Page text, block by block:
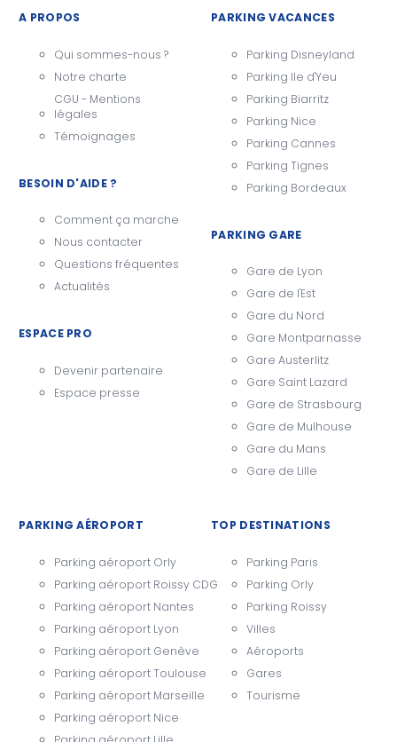
A PROPOS
Qui sommes-nous ?
Notre charte
CGU - Mentions
légales
Témoignages
BESOIN D'AIDE ?
Comment ça marche
Nous contacter
Questions fréquentes
Actualités
ESPACE PRO
Devenir partenaire
Espace presse
PARKING VACANCES
Parking Disneyland
Parking Ile d'Yeu
Parking Biarritz
Parking Nice
Parking Cannes
Parking Tignes
Parking Bordeaux
PARKING GARE
Gare de Lyon
Gare de l'Est
Gare du Nord
Gare Montparnasse
Gare Austerlitz
Gare Saint Lazard
Gare de Strasbourg
Gare de Mulhouse
Gare du Mans
Gare de Lille
PARKING AÉROPORT
Parking aéroport Orly
Parking aéroport Roissy CDG
Parking aéroport Nantes
Parking aéroport Lyon
Parking aéroport Genève
Parking aéroport Toulouse
Parking aéroport Marseille
Parking aéroport Nice
TOP DESTINATIONS
Parking Paris
Parking Orly
Parking Roissy
Villes
Aéroports
Gares
Tourisme